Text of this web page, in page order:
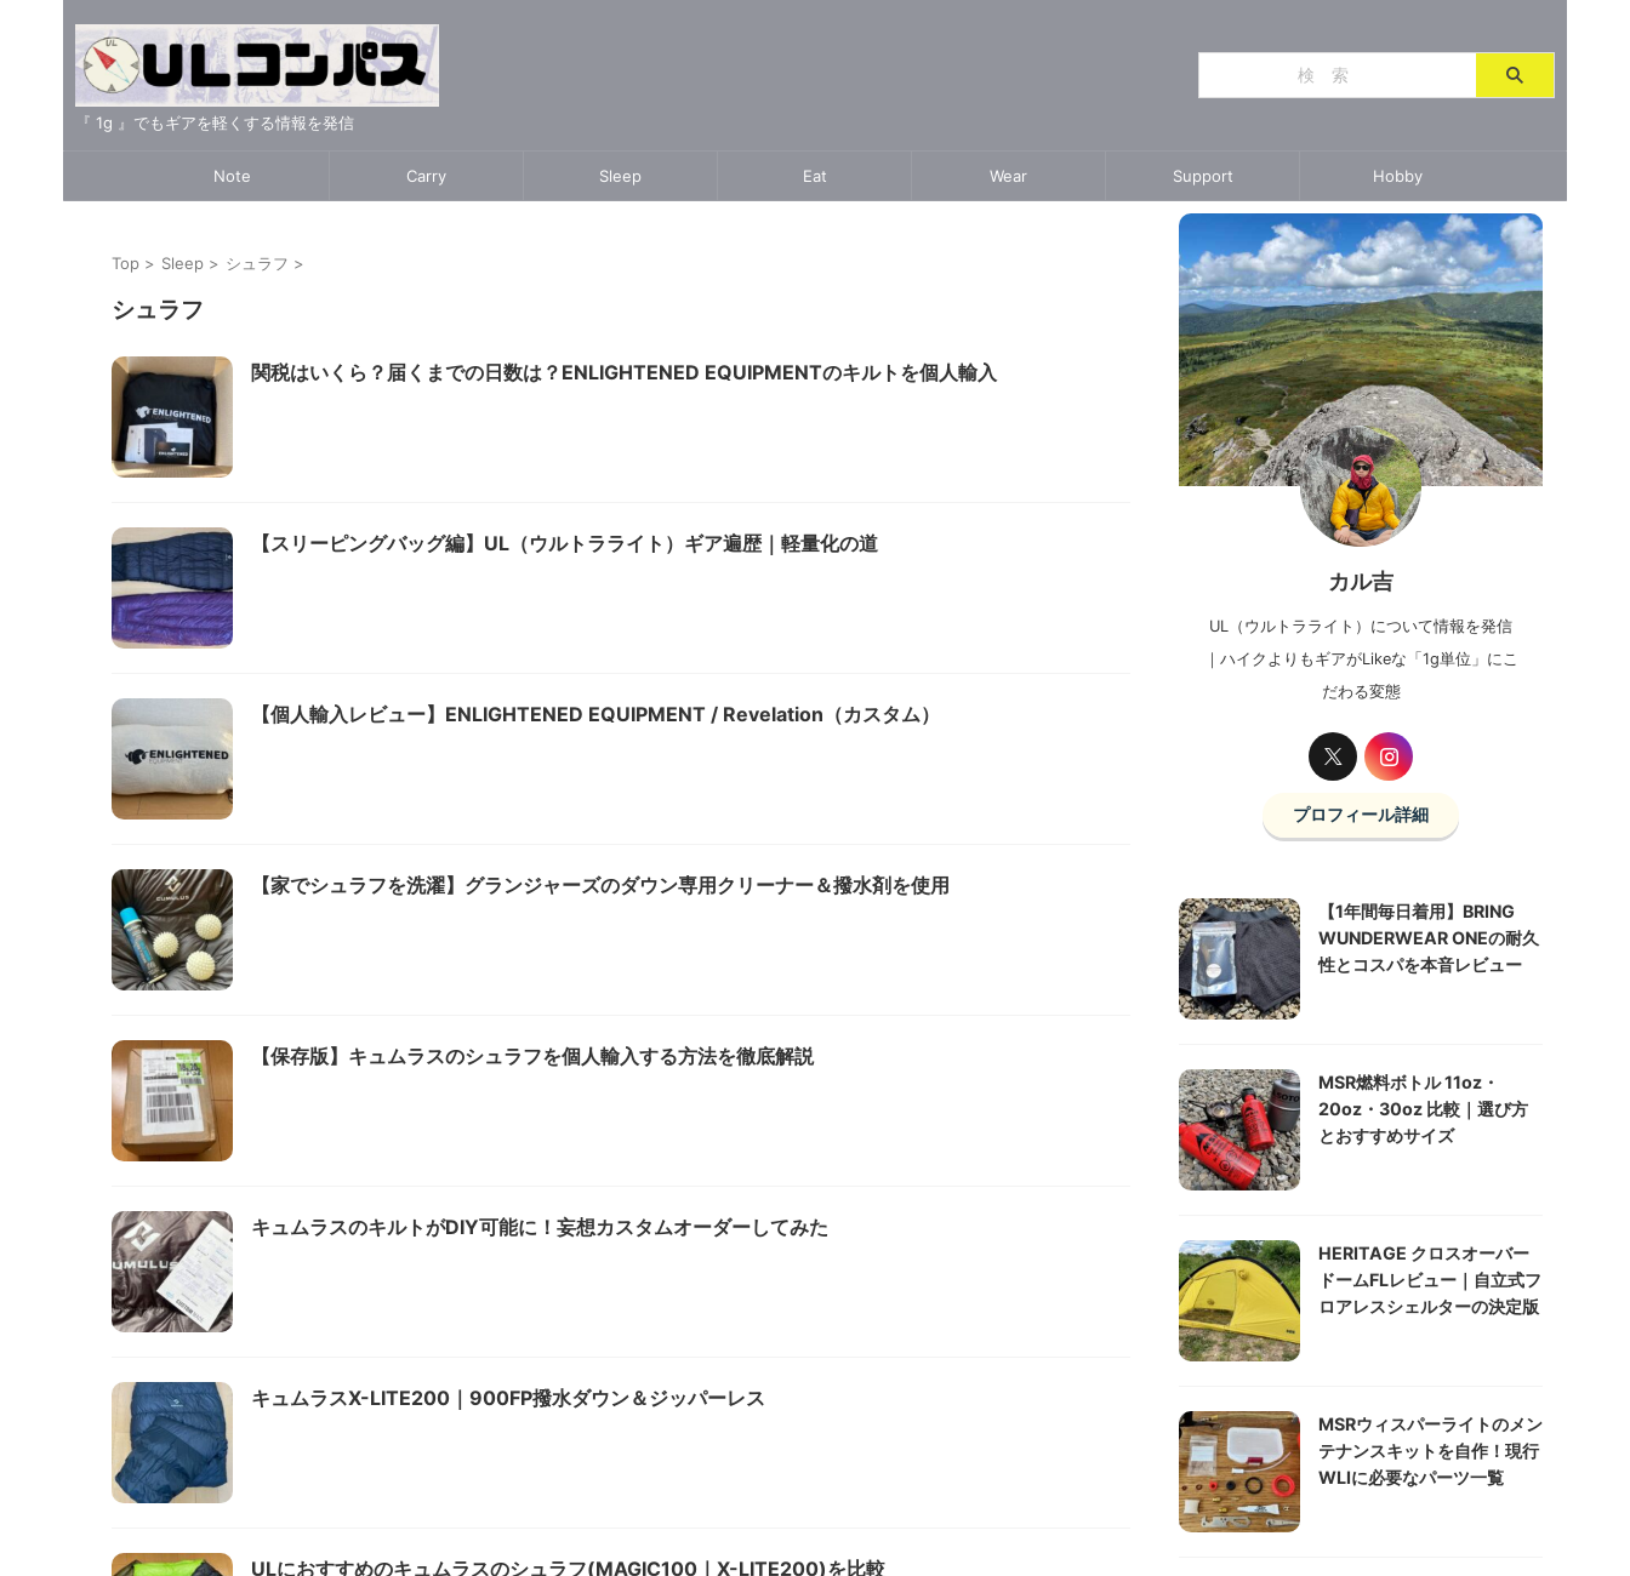
『 1g 』でもギアを軽くする情報を発信
Note Carry Sleep Eat Wear Support Hobby
Top > Sleep > シュラフ >
シュラフ
関税はいくら？届くまでの日数は？ENLIGHTENED EQUIPMENTのキルトを個人輸入
【スリーピングバッグ編】UL（ウルトラライト）ギア遍歴｜軽量化の道
【個人輸入レビュー】ENLIGHTENED EQUIPMENT / Revelation（カスタム）
【家でシュラフを洗濯】グランジャーズのダウン専用クリーナー＆撥水剤を使用
【保存版】キュムラスのシュラフを個人輸入する方法を徹底解説
キュムラスのキルトがDIY可能に！妄想カスタムオーダーしてみた
キュムラスX-LITE200｜900FP撥水ダウン＆ジッパーレス
ULにおすすめのキュムラスのシュラフ(MAGIC100｜X-LITE200)を比較
カル吉
UL（ウルトラライト）について情報を発信
｜ハイクよりもギアがLikeな「1g単位」にこ
だわる変態
プロフィール詳細
【1年間毎日着用】BRING
WUNDERWEAR ONEの耐久
性とコスパを本音レビュー
MSR燃料ボトル 11oz・
20oz・30oz 比較｜選び方
とおすすめサイズ
HERITAGE クロスオーバー
ドームFLレビュー｜自立式フ
ロアレスシェルターの決定版
MSRウィスパーライトのメン
テナンスキットを自作！現行
WLIに必要なパーツ一覧